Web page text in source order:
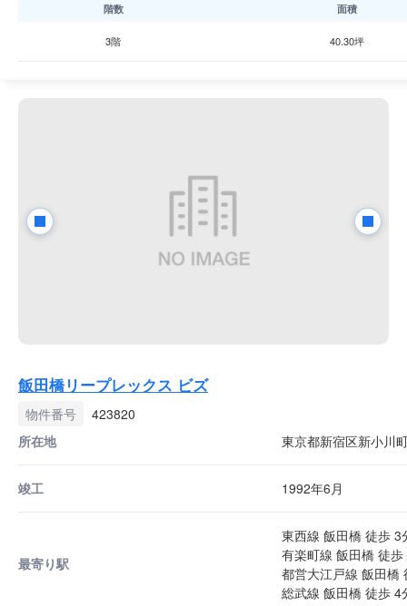
階数 面積
3階 40.30坪
飯田橋リープレックス ビズ
物件番号
423820
所在地
東京都新宿区新小川
竣工 1992年6月
最寄り駅
東西線 飯田橋 徒歩 3
有楽町線 飯田橋 徒歩
都営大江戸線 飯田橋
総武線 飯田橋 徒歩 4